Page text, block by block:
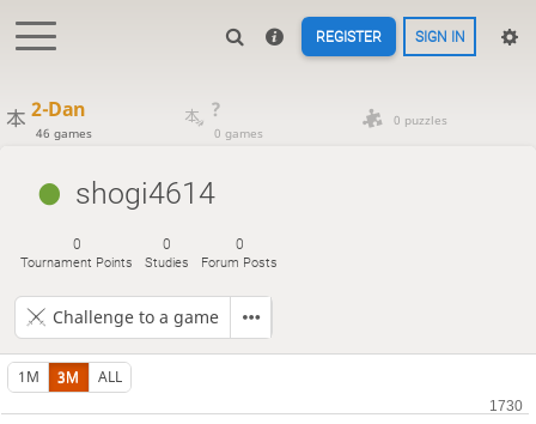
REGISTER SIGN IN
2-Dan
46 games
?
0 games
0 puzzles
shogi4614
0
Tournament Points
0
Studies
0
Forum Posts
Challenge to a game
1M 3M ALL